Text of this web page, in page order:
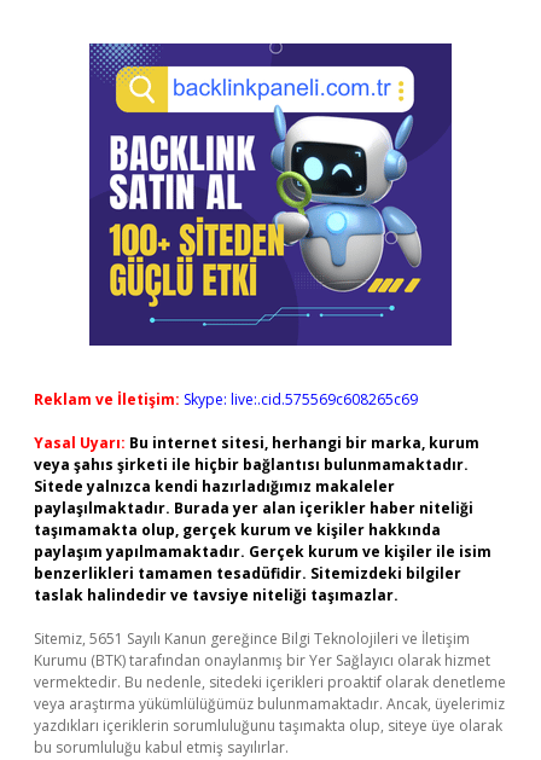
Reklam ve İletişim: Skype: live:.cid.575569c608265c69
Yasal Uyarı: Bu internet sitesi, herhangi bir marka, kurum
veya şahıs şirketi ile hiçbir bağlantısı bulunmamaktadır.
Sitede yalnızca kendi hazırladığımız makaleler
paylaşılmaktadır. Burada yer alan içerikler haber niteliği
taşımamakta olup, gerçek kurum ve kişiler hakkında
paylaşım yapılmamaktadır. Gerçek kurum ve kişiler ile isim
benzerlikleri tamamen tesadüfidir. Sitemizdeki bilgiler
taslak halindedir ve tavsiye niteliği taşımazlar.
Sitemiz, 5651 Sayılı Kanun gereğince Bilgi Teknolojileri ve İletişim
Kurumu (BTK) tarafından onaylanmış bir Yer Sağlayıcı olarak hizmet
vermektedir. Bu nedenle, sitedeki içerikleri proaktif olarak denetleme
veya araştırma yükümlülüğümüz bulunmamaktadır. Ancak, üyelerimiz
yazdıkları içeriklerin sorumluluğunu taşımakta olup, siteye üye olarak
bu sorumluluğu kabul etmiş sayılırlar.